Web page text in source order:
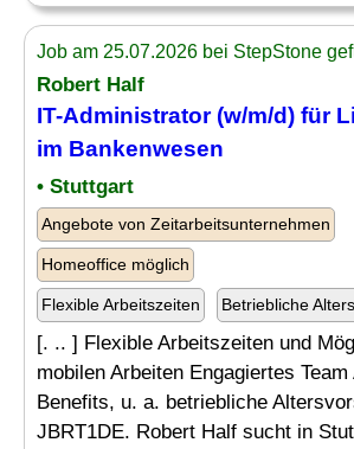
Job am 25.07.2026 bei StepStone
Robert Half
IT-Administrator (w/m/d) für
im Bankenwesen
• Stuttgart
Angebote von Zeitarbeitsunternehmen
Homeoffice möglich
Flexible Arbeitszeiten Betriebliche
[. .. ] Flexible Arbeitszeiten und
mobilen Arbeiten Engagiertes
Benefits, u. a. betriebliche
JBRT1DE. Robert Half sucht in